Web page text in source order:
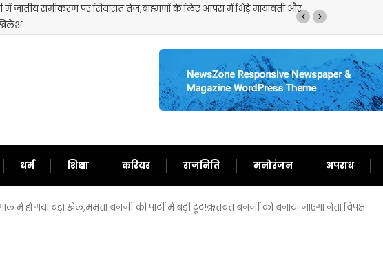
समीकरण पर सियासत तेज,ब्राह्मणों के लिए आपस में भिड़े मायावती और
मॉनसून की मूसलाधार
जारी
धर्म शिक्षा करियर राजनिति मनोरंजन अपराध
में हो गया बड़ा खेल,ममता बनर्जी की पार्टी में बड़ी टूट!ऋतब्रत बनर्जी को बनाया जाएगा नेता विपक्ष